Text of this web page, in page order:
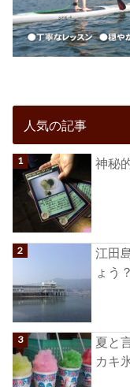
人気の記事
神秘
江田
ょう
夏と
カキ